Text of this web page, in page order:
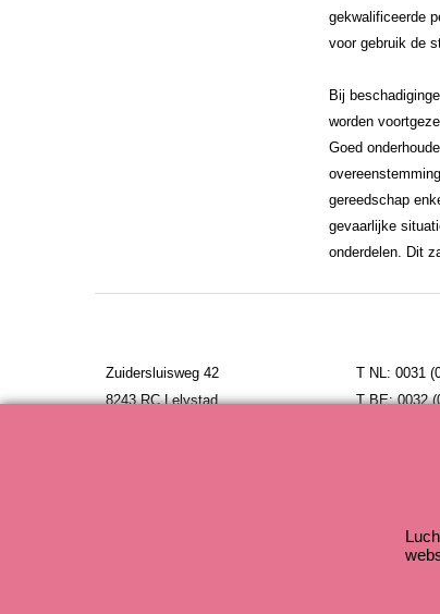
gekwalificeerde
voor gebruik de
Bij
worden
Goed
gereedschap
gevaarlijke
onderdelen. Dit
Zuidersluisweg 42
8243 RC Lelystad
T NL: 0031
T BE: 0032